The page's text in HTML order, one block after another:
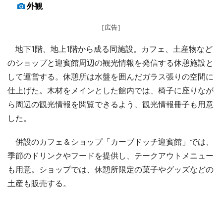
外観
［広告］
地下1階、地上1階から成る同施設。カフェ、土産物など
のショップと迎賓館周辺の観光情報を発信する休憩施設と
して運営する。休憩所は水盤を囲んだガラス張りの空間に
仕上げた。木材をメインとした館内では、椅子に座りなが
ら周辺の観光情報を閲覧できるよう、観光情報冊子も用意
した。
併設のカフェ＆ショップ「カーブドッチ迎賓館」では、
季節のドリンクやフードを提供し、テークアウトメニュー
も用意。ショップでは、休憩所限定の菓子やグッズなどの
土産も販売する。